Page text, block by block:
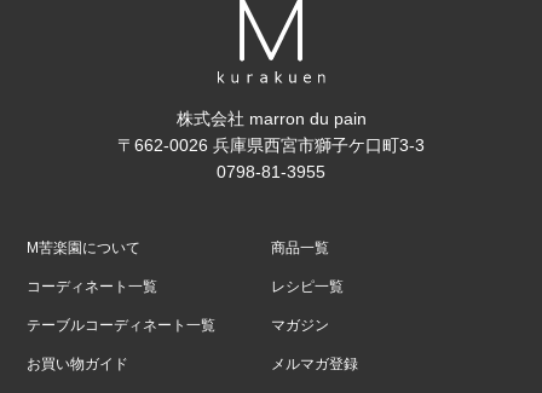
株式会社 marron du pain
〒662-0026 兵庫県西宮市獅子ケ口町3-3
0798-81-3955
M苦楽園について 商品一覧
コーディネート一覧 レシピ一覧
テーブルコーディネート一覧 マガジン
お買い物ガイド メルマガ登録